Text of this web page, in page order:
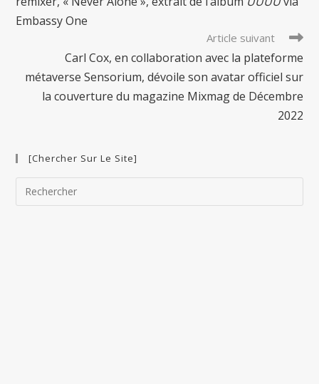
Embassy One
Article suivant
Carl Cox, en collaboration avec la plateforme
métaverse Sensorium, dévoile son avatar officiel sur
la couverture du magazine Mixmag de Décembre
2022
[Chercher Sur Le Site]